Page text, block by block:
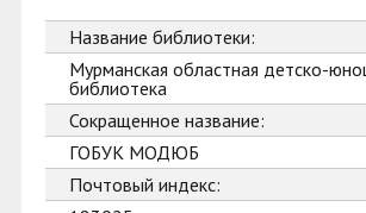
Название библиотеки:
Мурманская областная детско-
библиотека
Сокращенное название:
ГОБУК МОДЮБ
Почтовый индекс: